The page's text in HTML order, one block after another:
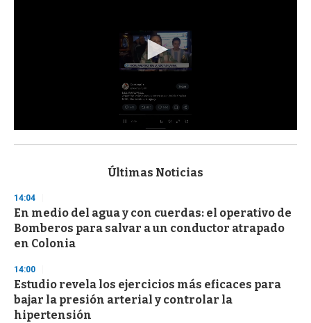
s
d
s
o
f
3
s
e
c
o
n
Últimas Noticias
14:04
En medio del agua y con cuerdas: el operativo de
Bomberos para salvar a un conductor atrapado
en Colonia
14:00
Estudio revela los ejercicios más eficaces para
bajar la presión arterial y controlar la
hipertensión